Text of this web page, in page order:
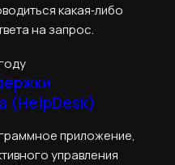
какая‑либо
на запрос.
(HelpDesk)
приложение,
управления